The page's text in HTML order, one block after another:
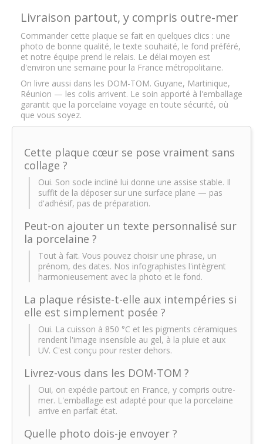
Livraison partout, y compris outre-mer
Commander cette plaque se fait en quelques clics : une
photo de bonne qualité, le texte souhaité, le fond préféré,
et notre équipe prend le relais. Le délai moyen est
d'environ une semaine pour la France métropolitaine.
On livre aussi dans les DOM-TOM. Guyane, Martinique,
Réunion — les colis arrivent. Le soin apporté à l'emballage
garantit que la porcelaine voyage en toute sécurité, où
que vous soyez.
Cette plaque cœur se pose vraiment sans
collage ?
Oui. Son socle incliné lui donne une assise stable. Il
suffit de la déposer sur une surface plane — pas
d'adhésif, pas de préparation.
Peut-on ajouter un texte personnalisé sur
la porcelaine ?
Tout à fait. Vous pouvez choisir une phrase, un
prénom, des dates. Nos infographistes l'intègrent
harmonieusement avec la photo et le fond.
La plaque résiste-t-elle aux intempéries si
elle est simplement posée ?
Oui. La cuisson à 850 °C et les pigments céramiques
rendent l'image insensible au gel, à la pluie et aux
UV. C'est conçu pour rester dehors.
Livrez-vous dans les DOM-TOM ?
Oui, on expédie partout en France, y compris outre-
mer. L'emballage est adapté pour que la porcelaine
arrive en parfait état.
Quelle photo dois-je envoyer ?